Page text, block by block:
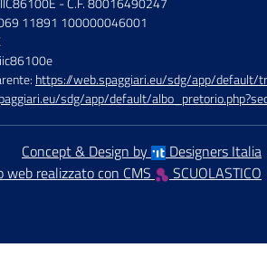
11891 100000046001
https://web.spaggiari.eu/sdg/app/default/
sdg/app/default/
Concept & Design by
Designers Italia
web realizzato con CMS
SCUOLASTICO